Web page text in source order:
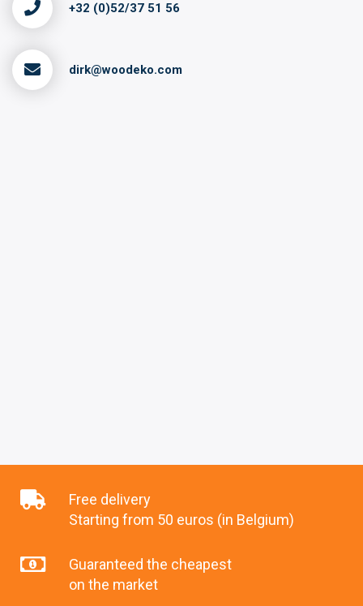
+32 (0)52/37 51 56
dirk@woodeko.com
Free delivery
Starting from 50 euros (in Belgium)
Guaranteed the cheapest
on the market